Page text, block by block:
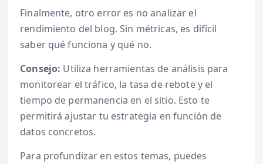
Finalmente, otro error es no analizar el
rendimiento del blog. Sin métricas, es difícil
saber qué funciona y qué no.
Consejo: Utiliza herramientas de análisis para
monitorear el tráfico, la tasa de rebote y el
tiempo de permanencia en el sitio. Esto te
permitirá ajustar tu estrategia en función de
datos concretos.
Para profundizar en estos temas, puedes